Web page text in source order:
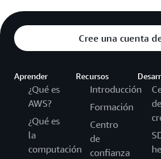
Cree una cuenta
Aprender
¿Qué es
AWS?
¿Qué es
la
computación
Recursos
Introducción
Formación
Centro
de
confianza
de